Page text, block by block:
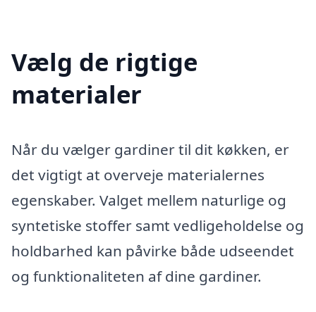
Vælg de rigtige
materialer
Når du vælger gardiner til dit køkken, er
det vigtigt at overveje materialernes
egenskaber. Valget mellem naturlige og
syntetiske stoffer samt vedligeholdelse og
holdbarhed kan påvirke både udseendet
og funktionaliteten af dine gardiner.